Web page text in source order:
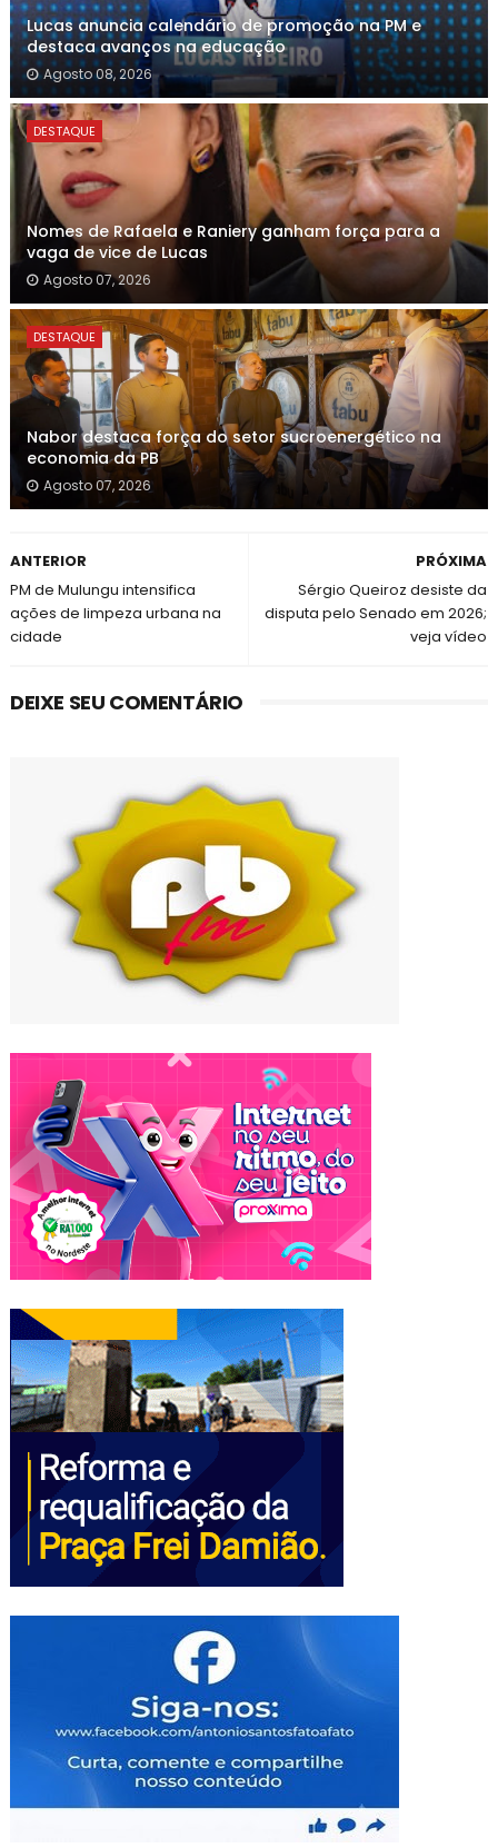
Lucas anuncia calendário de promoção na PM e
destaca avanços na educação
Agosto 08, 2026
DESTAQUE
Nomes de Rafaela e Raniery ganham força para a
vaga de vice de Lucas
Agosto 07, 2026
DESTAQUE
Nabor destaca força do setor sucroenergético na
economia da PB
Agosto 07, 2026
PRÓXIMA
Sérgio Queiroz desiste da
disputa pelo Senado em 2026;
veja vídeo
ANTERIOR
PM de Mulungu intensifica
ações de limpeza urbana na
cidade
DEIXE SEU COMENTÁRIO